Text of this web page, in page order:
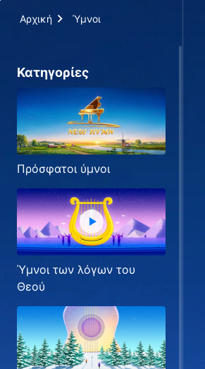
Αρχική Ύμνοι
Κατηγορίες
Πρόσφατοι ύμνοι
Ύμνοι των λόγων του
Θεού